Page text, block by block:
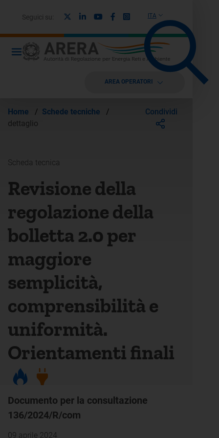
ITA
Seguici su: LinkedinYoutubeFacebook
Instagram
AREA OPERATORI
Home / Schede tecniche
/
dettaglio
Condividi
Scheda tecnica
Revisione della
regolazione della
bolletta 2.0 per
maggiore
semplicità,
comprensibilità e
uniformità.
Orientamenti finali
Documento per la consultazione
136/2024/R/com
09 aprile 2024